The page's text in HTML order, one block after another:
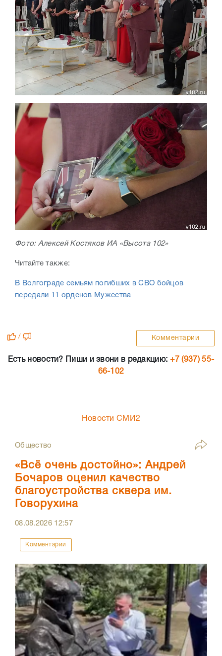
Фото: Алексей Костяков ИА «Высота 102»
Читайте также:
В Волгограде семьям погибших в СВО бойцов
передали 11 орденов Мужества
/ Комментарии
Есть новости? Пиши и звони в редакцию: +7 (937) 55-
66-102
Новости СМИ2
Общество
«Всё очень достойно»: Андрей
Бочаров оценил качество
благоустройства сквера им.
Говорухина
08.08.2026 12:57
Комментарии